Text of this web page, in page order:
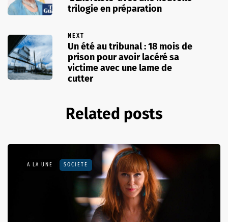
trilogie en préparation
NEXT
Un été au tribunal : 18 mois de
prison pour avoir lacéré sa
victime avec une lame de
cutter
Related posts
A LA UNE SOCIÉTÉ